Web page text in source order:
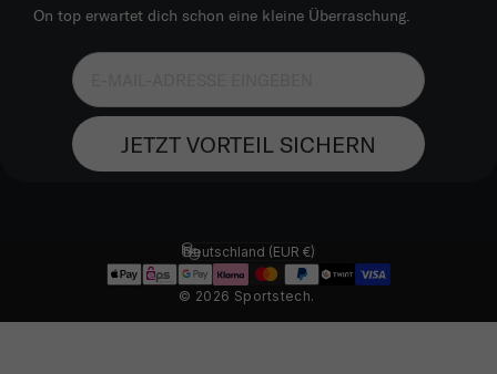
On top erwartet dich schon eine kleine Überraschung.
JETZT VORTEIL SICHERN
© 2026 Sportstech.
Land/Region
Deutschland (EUR €)